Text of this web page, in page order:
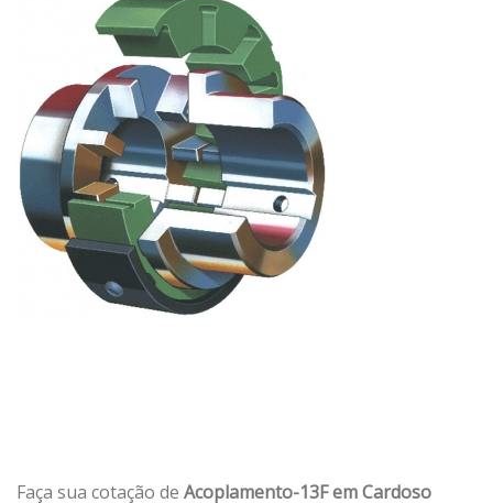
Faça sua cotação de Acoplamento-13F em Cardoso